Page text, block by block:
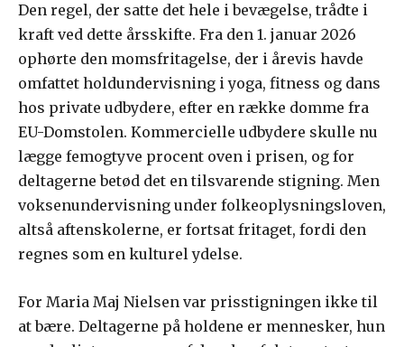
Den regel, der satte det hele i bevægelse, trådte i
kraft ved dette årsskifte. Fra den 1. januar 2026
ophørte den momsfritagelse, der i årevis havde
omfattet holdundervisning i yoga, fitness og dans
hos private udbydere, efter en række domme fra
EU-Domstolen. Kommercielle udbydere skulle nu
lægge femogtyve procent oven i prisen, og for
deltagerne betød det en tilsvarende stigning. Men
voksenundervisning under folkeoplysningsloven,
altså aftenskolerne, er fortsat fritaget, fordi den
regnes som en kulturel ydelse.
For Maria Maj Nielsen var prisstigningen ikke til
at bære. Deltagerne på holdene er mennesker, hun